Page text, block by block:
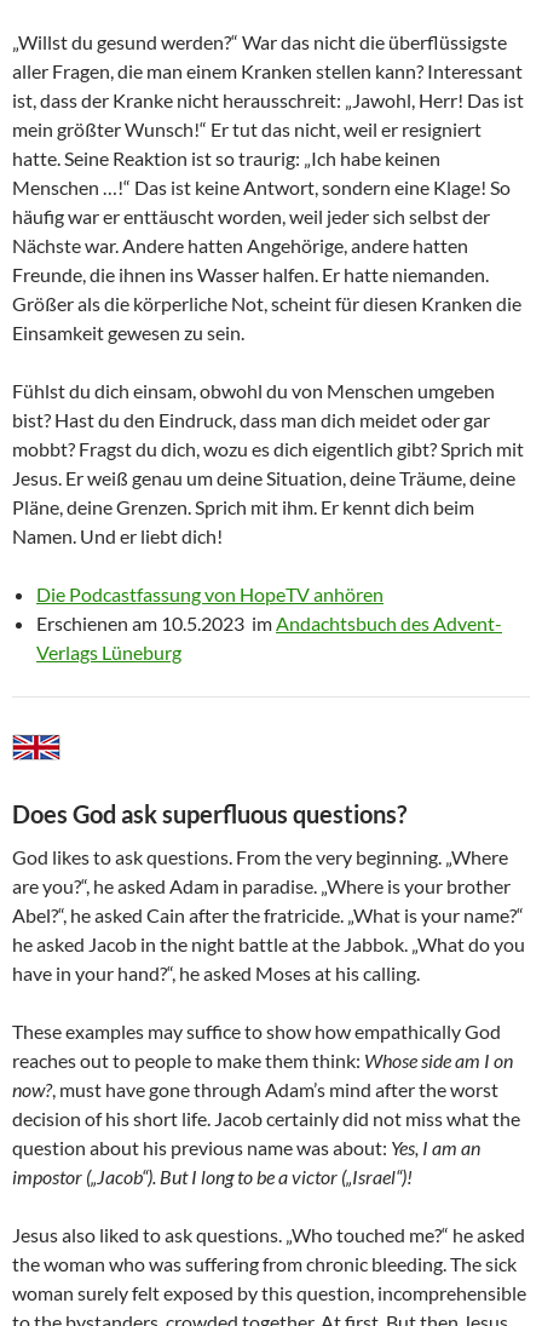
„Willst du gesund werden?“ War das nicht die überflüssigste
aller Fragen, die man einem Kranken stellen kann? Interessant
ist, dass der Kranke nicht herausschreit: „Jawohl, Herr! Das ist
mein größter Wunsch!“ Er tut das nicht, weil er resigniert
hatte. Seine Reaktion ist so traurig: „Ich habe keinen
Menschen …!“ Das ist keine Antwort, sondern eine Klage! So
häufig war er enttäuscht worden, weil jeder sich selbst der
Nächste war. Andere hatten Angehörige, andere hatten
Freunde, die ihnen ins Wasser halfen. Er hatte niemanden.
Größer als die körperliche Not, scheint für diesen Kranken die
Einsamkeit gewesen zu sein.
Fühlst du dich einsam, obwohl du von Menschen umgeben
bist? Hast du den Eindruck, dass man dich meidet oder gar
mobbt? Fragst du dich, wozu es dich eigentlich gibt? Sprich mit
Jesus. Er weiß genau um deine Situation, deine Träume, deine
Pläne, deine Grenzen. Sprich mit ihm. Er kennt dich beim
Namen. Und er liebt dich!
Die Podcastfassung von HopeTV anhören
Erschienen am 10.5.2023 imAndachtsbuch des Advent-
Verlags Lüneburg
Does God ask superfluous questions?
God likes to ask questions. From the very beginning. „Where
are you?“, he asked Adam in paradise. „Where is your brother
Abel?“, he asked Cain after the fratricide. „What is your name?“
he asked Jacob in the night battle at the Jabbok. „What do you
have in your hand?“, he asked Moses at his calling.
These examples may suffice to show how empathically God
reaches out to people to make them think: Whose side am I on
now?, must have gone through Adam’s mind after the worst
decision of his short life. Jacob certainly did not miss what the
question about his previous name was about: Yes, I am an
impostor („Jacob“). But I long to be a victor („Israel“)!
Jesus also liked to ask questions. „Who touched me?“ he asked
the woman who was suffering from chronic bleeding. The sick
woman surely felt exposed by this question, incomprehensible